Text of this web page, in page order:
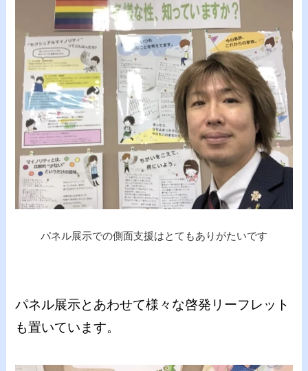
パネル展示での側面支援はとてもありがたいです
パネル展示とあわせて様々な啓発リーフレット
も置いています。